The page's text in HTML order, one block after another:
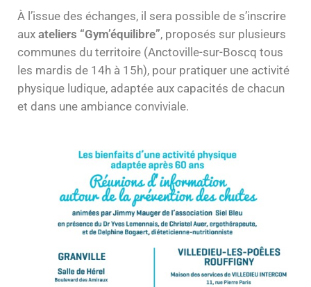
À l’issue des échanges, il sera possible de s’inscrire
aux ateliers “Gym’équilibre”, proposés sur plusieurs
communes du territoire (Anctoville-sur-Boscq tous
les mardis de 14h à 15h), pour pratiquer une activité
physique ludique, adaptée aux capacités de chacun
et dans une ambiance conviviale.